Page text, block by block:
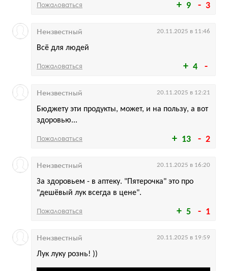
9 3
Пожаловаться
4
Всё для людей
Неизвестный 20.11.2025 в 11:46
Пожаловаться
13 2
Бюджету эти продукты, может, и на пользу, а вот
здоровью...
Неизвестный 20.11.2025 в 12:21
Пожаловаться
5 1
За здоровьем - в аптеку. "Пятерочка" это про
"дешёвый лук всегда в цене".
Неизвестный 20.11.2025 в 16:20
Пожаловаться
Лук луку рознь! ))
Неизвестный 20.11.2025 в 19:59